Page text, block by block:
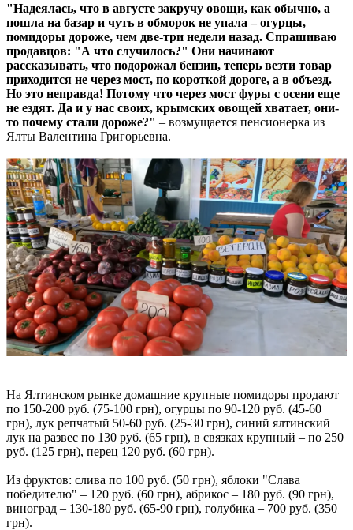
"Надеялась, что в августе закручу овощи, как обычно, а
пошла на базар и чуть в обморок не упала – огурцы,
помидоры дороже, чем две-три недели назад. Спрашиваю
продавцов: "А что случилось?" Они начинают
рассказывать, что подорожал бензин, теперь везти товар
приходится не через мост, по короткой дороге, а в объезд.
Но это неправда! Потому что через мост фуры с осени еще
не ездят. Да и у нас своих, крымских овощей хватает, они-
то почему стали дороже?" – возмущается пенсионерка из
Ялты Валентина Григорьевна.
На Ялтинском рынке домашние крупные помидоры продают
по 150-200 руб. (75-100 грн), огурцы по 90-120 руб. (45-60
грн), лук репчатый 50-60 руб. (25-30 грн), синий ялтинский
лук на развес по 130 руб. (65 грн), в связках крупный – по 250
руб. (125 грн), перец 120 руб. (60 грн).
Из фруктов: слива по 100 руб. (50 грн), яблоки "Слава
победителю" – 120 руб. (60 грн), абрикос – 180 руб. (90 грн),
виноград – 130-180 руб. (65-90 грн), голубика – 700 руб. (350
грн).